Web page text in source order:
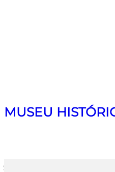
MUSEU
Search